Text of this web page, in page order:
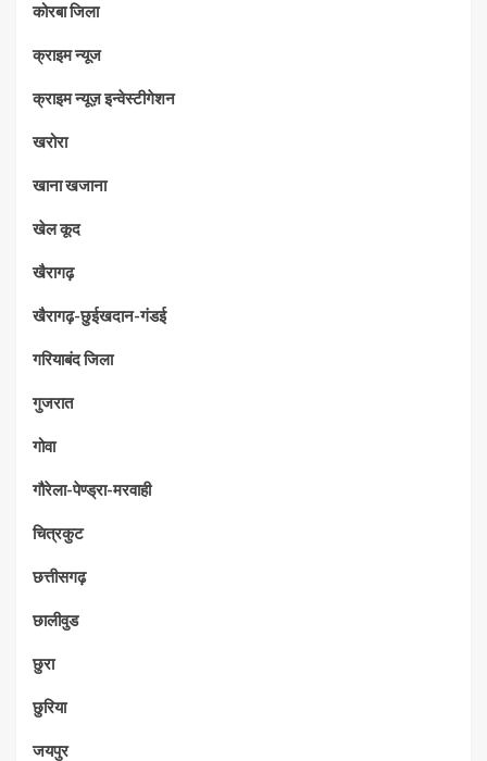
कोरबा जिला
क्राइम न्यूज
क्राइम न्यूज़ इन्वेस्टीगेशन
खरोरा
खाना खजाना
खेल कूद
खैरागढ़
खैरागढ़-छुईखदान-गंडई
गरियाबंद जिला
गुजरात
गोवा
गौरेला-पेण्ड्रा-मरवाही
चित्रकुट
छत्तीसगढ़
छालीवुड
छुरा
छुरिया
जयपुर